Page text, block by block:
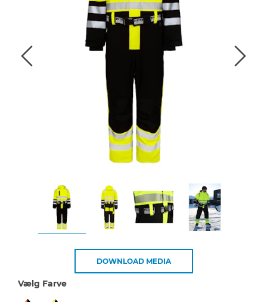
DOWNLOAD MEDIA
Vælg Farve